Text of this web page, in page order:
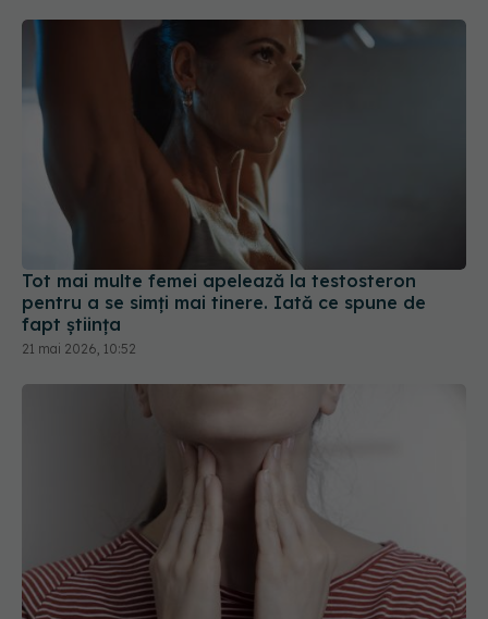
Tot mai multe femei apelează la testosteron
pentru a se simți mai tinere. Iată ce spune de
fapt știința
21 mai 2026, 10:52